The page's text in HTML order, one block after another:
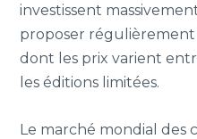
investissent
proposer régulièrement
dont les prix varient
les éditions limitées.
Le marché mondial des